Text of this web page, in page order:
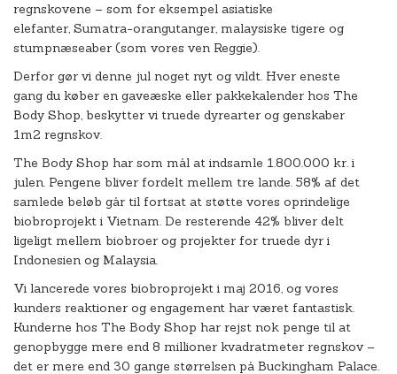
regnskovene – som for eksempel asiatiske
elefanter, Sumatra-orangutanger, malaysiske tigere og
stumpnæseaber (som vores ven Reggie).
Derfor gør vi denne jul noget nyt og vildt. Hver eneste
gang du køber en gaveæske eller pakkekalender hos The
Body Shop, beskytter vi truede dyrearter og genskaber
1m2 regnskov.
The Body Shop har som mål at indsamle 1.800.000 kr. i
julen. Pengene bliver fordelt mellem tre lande. 58% af det
samlede beløb går til fortsat at støtte vores oprindelige
biobroprojekt i Vietnam. De resterende 42% bliver delt
ligeligt mellem biobroer og projekter for truede dyr i
Indonesien og Malaysia.
Vi lancerede vores biobroprojekt i maj 2016, og vores
kunders reaktioner og engagement har været fantastisk.
Kunderne hos The Body Shop har rejst nok penge til at
genopbygge mere end 8 millioner kvadratmeter regnskov –
det er mere end 30 gange størrelsen på Buckingham Palace.